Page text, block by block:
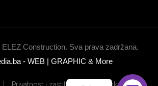
ELEZ Construction. Sva prava zadržana.
- WEB | GRAPHIC & More